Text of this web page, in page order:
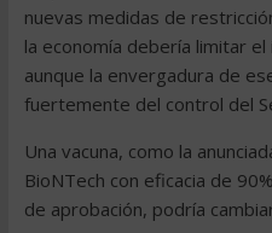
nuevas medidas de
la economía debería limitar
aunque la envergadura de
fuertemente del control del
Una vacuna, como la
BioNTech con eficacia de
de aprobación, podría